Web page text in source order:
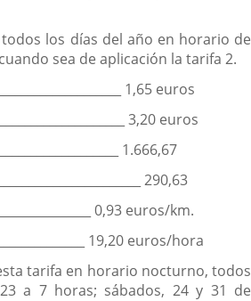
todos los días del año en horario de
sea de aplicación la tarifa 2.
1,65 euros
3,20 euros
1.666,67
290,63
0,93 euros/km.
19,20 euros/hora
tarifa en horario nocturno, todos
a 7 horas; sábados, 24 y 31 de